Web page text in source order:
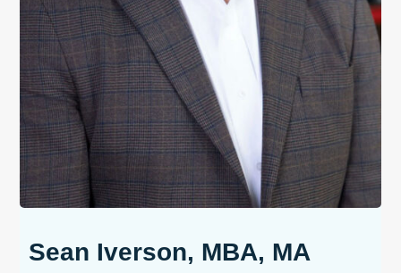
Sean Iverson, MBA, MA